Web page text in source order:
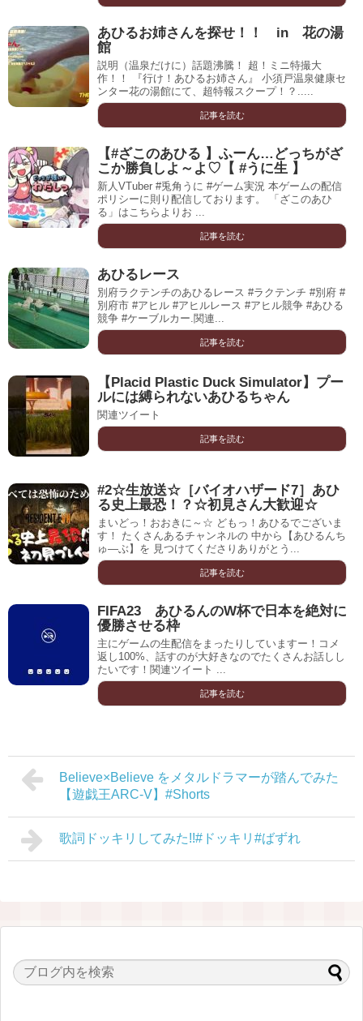
あひるお姉さんを探せ！！ in 花の湯
館
説明（温泉だけに）話題沸騰！ 超！ミニ特撮大
作！！ 『行け！あひるお姉さん』 小須戸温泉健康セ
ンター花の湯館にて、超特報スクープ！？.....
記事を読む
【#ざこのあひる 】ふーん…どっちがざ
こか勝負しよ～よ♡【 #うに生 】
新人VTuber #兎角うに #ゲーム実況 本ゲームの配信
ポリシーに則り配信しております。 「ざこのあひ
る」はこちらよりお ...
記事を読む
あひるレース
別府ラクテンチのあひるレース #ラクテンチ #別府 #
別府市 #アヒル #アヒルレース #アヒル競争 #あひる
競争 #ケーブルカー.関連...
記事を読む
【Placid Plastic Duck Simulator】プー
ルには縛られないあひるちゃん
関連ツイート
記事を読む
#2☆生放送☆［バイオハザード7］あひ
る史上最恐！？☆初見さん大歓迎☆
まいどっ！おおきに～☆ どもっ！あひるでございま
す！ たくさんあるチャンネルの 中から【あひるんち
ゅ―ぶ】を 見つけてくださりありがとう...
記事を読む
FIFA23 あひるんのW杯で日本を絶対に
優勝させる枠
主にゲームの生配信をまったりしていますー！コメ
返し100%、話すのが大好きなのでたくさんお話しし
たいです！関連ツイート ...
記事を読む
Believe×Believe をメタルドラマーが踏んでみた
【遊戯王ARC-V】#Shorts
歌詞ドッキリしてみた!!#ドッキリ#ばずれ